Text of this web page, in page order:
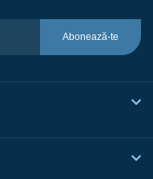
Abonează-te